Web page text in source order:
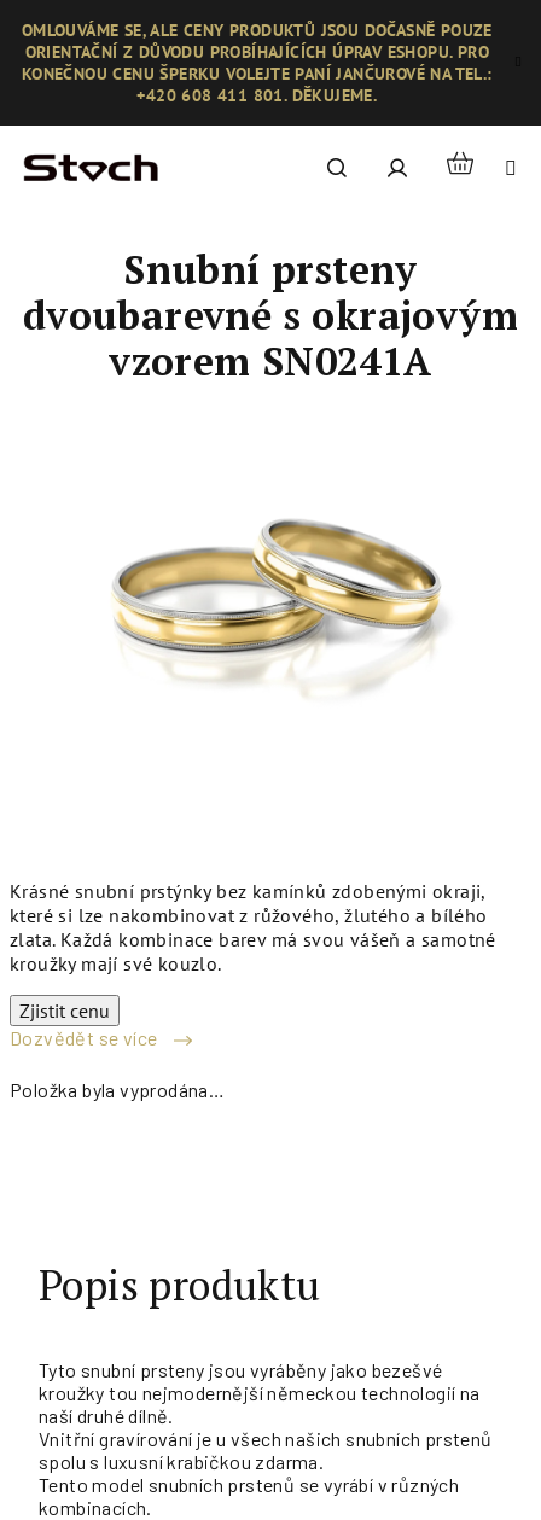
obsah
OMLOUVÁME SE, ALE CENY PRODUKTŮ JSOU DOČASNĚ POUZE
ORIENTAČNÍ Z DŮVODU PROBÍHAJÍCÍCH ÚPRAV ESHOPU. PRO
KONEČNOU CENU ŠPERKU VOLEJTE PANÍ JANČUROVÉ NA TEL.:
+420 608 411 801. DĚKUJEME.
Hledat PřihlášeníNákupní
Krásné snubní prstýnky bez kamínků zdobenými okraji,
které si lze nakombinovat z růžového, žlutého a bílého
zlata. Každá kombinace barev má svou vášeň a samotné
kroužky mají své kouzlo.
Zjistit cenu
Dozvědět se více
Položka byla vyprodána…
Snubní prsteny
dvoubarevné s okrajovým
vzorem SN0241A
Popis produktu
Tyto snubní prsteny jsou vyráběny jako bezešvé
kroužky tou nejmodernější německou technologií na
naší druhé dílně.
Vnitřní gravírování je u všech našich snubních prstenů
spolu s luxusní krabičkou zdarma.
Tento model snubních prstenů se vyrábí v různých
kombinacích.